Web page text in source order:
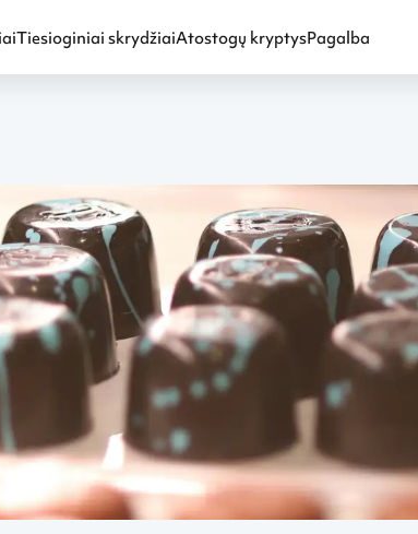
Tiesioginiai skrydžiaiAtostogų kryptysPagalba